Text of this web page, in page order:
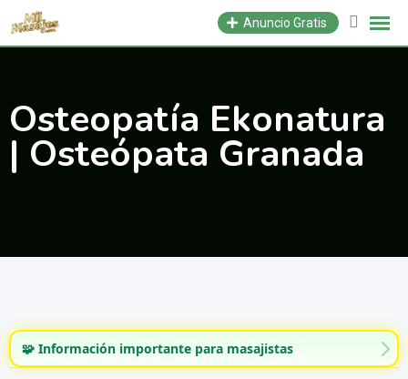
Saltar
Anuncio Gratis
Osteopatía Ekonatura
| Osteópata Granada
🧩 Información importante para masajistas